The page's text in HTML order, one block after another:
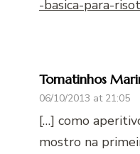
-basica-para-
Tomatinhos
06/10/2013 at 21:05
[…] como
mostro na